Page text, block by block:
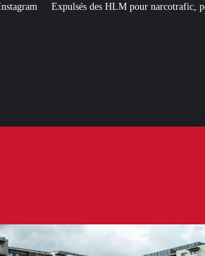
pour narcotrafic, peuvent-ils obtenir un